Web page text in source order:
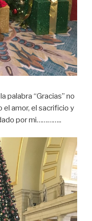
palabra “Gracias” no
amor, el sacrificio y
por mi…………..